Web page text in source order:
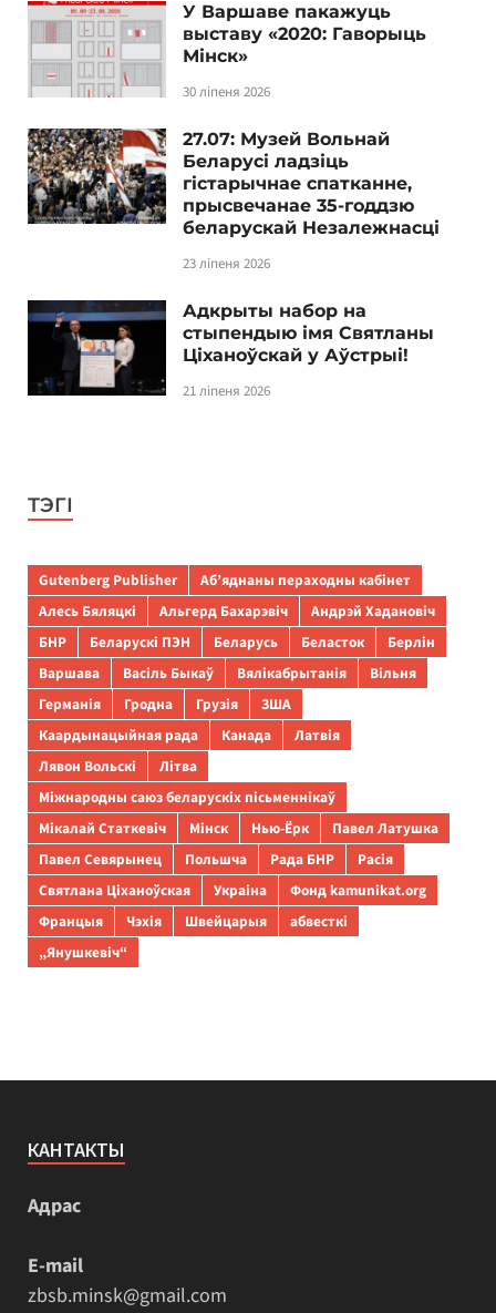
У Варшаве пакажуць
выставу «2020: Гаворыць
Мінск»
30 ліпеня 2026
27.07: Музей Вольнай
Беларусі ладзіць
гістарычнае спатканне,
прысвечанае 35-годдзю
беларускай Незалежнасці
23 ліпеня 2026
Адкрыты набор на
стыпендыю імя Святланы
Ціханоўскай у Аўстрыі!
21 ліпеня 2026
ТЭГІ
Gutenberg Publisher
Аб’яднаны пераходны кабінет
Алесь Бяляцкі
Альгерд Бахарэвіч
Андрэй Хадановіч
БНР
Беларускі ПЭН Беларусь Беласток
Берлін
Варшава
Васіль Быкаў Вялікабрытанія
Вільня
Германія
Гродна Грузія
ЗША
Каардынацыйная рада
Канада
Латвія
Лявон Вольскі
Літва
Міжнародны саюз беларускіх пісьменнікаў
Мікалай Статкевіч
Мінск Нью-Ёрк
Павел Латушка
Павел Севярынец
Польшча Рада БНР
Расія
Святлана Ціханоўская
Украіна
Фонд kamunikat.org
Францыя
Чэхія Швейцарыя
абвесткі
„Янушкевіч“
КАНТАКТЫ
Адрас
E-mail
zbsb.minsk@gmail.com